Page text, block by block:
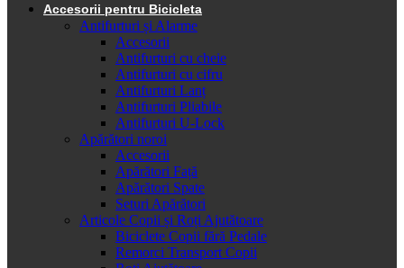
Accesorii pentru Bicicleta
Antifurturi și Alarme
Accesorii
Antifurturi cu cheie
Antifurturi cu cifru
Antifurturi Lanț
Antifurturi Pliabile
Antifurturi U-Lock
Apărători noroi
Accesorii
Apărători Față
Apărători Spate
Seturi Apărători
Articole Copii și Roți Ajutătoare
Biciclete Copii fără Pedale
Remorci Transport Copii